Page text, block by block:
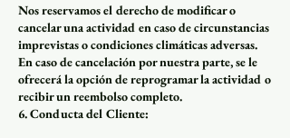
Nos reservamos el derecho de modificar o
cancelar una actividad en caso de circunstancias
imprevistas o condiciones climáticas adversas.
En caso de cancelación por nuestra parte, se le
ofrecerá la opción de reprogramar la actividad o
recibir un reembolso completo.
6. Conducta del Cliente: